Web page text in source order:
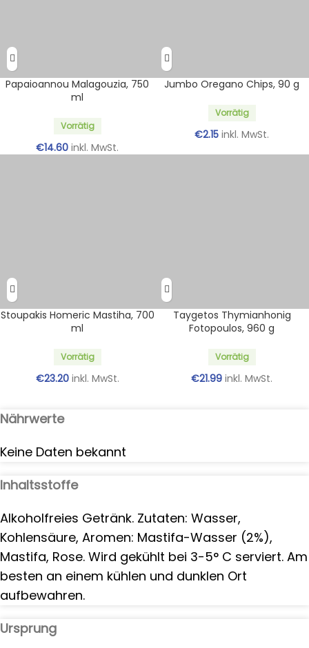
Papaioannou Malagouzia, 750
ml
Vorrätig
€14.60 inkl. MwSt.
Jumbo Oregano Chips, 90 g
Vorrätig
€2.15 inkl. MwSt.
Stoupakis Homeric Mastiha, 700
ml
Vorrätig
€23.20 inkl. MwSt.
Taygetos Thymianhonig
Fotopoulos, 960 g
Vorrätig
€21.99 inkl. MwSt.
Nährwerte
Keine Daten bekannt
Inhaltsstoffe
Alkoholfreies Getränk. Zutaten: Wasser,
Kohlensäure, Aromen: Mastifa-Wasser (2%),
Mastifa, Rose. Wird gekühlt bei 3-5° C serviert. Am
besten an einem kühlen und dunklen Ort
aufbewahren.
Ursprung